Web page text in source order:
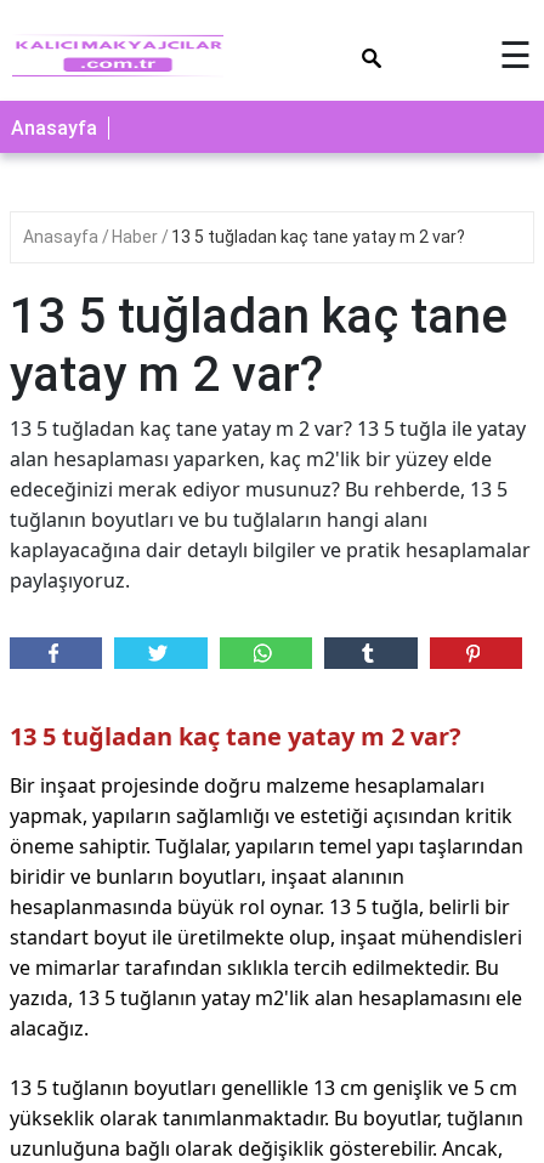
☰
Anasayfa
Anasayfa Haber 13 5 tuğladan kaç tane yatay m 2 var?
13 5 tuğladan kaç tane
yatay m 2 var?
13 5 tuğladan kaç tane yatay m 2 var? 13 5 tuğla ile yatay
alan hesaplaması yaparken, kaç m2'lik bir yüzey elde
edeceğinizi merak ediyor musunuz? Bu rehberde, 13 5
tuğlanın boyutları ve bu tuğlaların hangi alanı
kaplayacağına dair detaylı bilgiler ve pratik hesaplamalar
paylaşıyoruz.
13 5 tuğladan kaç tane yatay m 2 var?
Bir inşaat projesinde doğru malzeme hesaplamaları
yapmak, yapıların sağlamlığı ve estetiği açısından kritik
öneme sahiptir. Tuğlalar, yapıların temel yapı taşlarından
biridir ve bunların boyutları, inşaat alanının
hesaplanmasında büyük rol oynar. 13 5 tuğla, belirli bir
standart boyut ile üretilmekte olup, inşaat mühendisleri
ve mimarlar tarafından sıklıkla tercih edilmektedir. Bu
yazıda, 13 5 tuğlanın yatay m2'lik alan hesaplamasını ele
alacağız.
13 5 tuğlanın boyutları genellikle 13 cm genişlik ve 5 cm
yükseklik olarak tanımlanmaktadır. Bu boyutlar, tuğlanın
uzunluğuna bağlı olarak değişiklik gösterebilir. Ancak,